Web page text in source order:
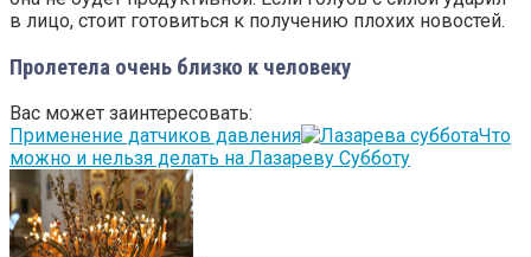
в лицо, стоит готовиться к получению плохих новостей.
Пролетела очень близко к человеку
Вас может заинтересовать:
Применение датчиков давления
Что
можно и нельзя делать на Лазареву Субботу